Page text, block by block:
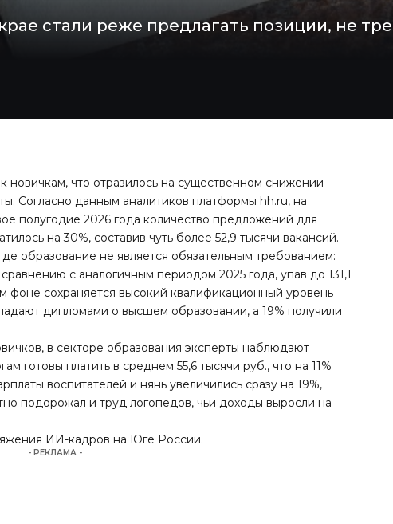
стали реже предлагать позиции, не
новичкам, что отразилось на существенном снижении
Согласно данным аналитиков платформы hh.ru, на
полугодие 2026 года количество предложений для
на 30%, составив чуть более 52,9 тысячи вакансий.
образование не является обязательным требованием:
с аналогичным периодом 2025 года, упав до 131,1
фоне сохраняется высокий квалификационный уровень
дипломами о высшем образовании, а 19% получили
в секторе образования эксперты наблюдают
готовы платить в среднем 55,6 тысячи руб., что на 11%
воспитателей и нянь увеличились сразу на 19%,
подорожал и труд логопедов, чьи доходы выросли на
ИИ-кадров на Юге России.
- РЕКЛАМА -